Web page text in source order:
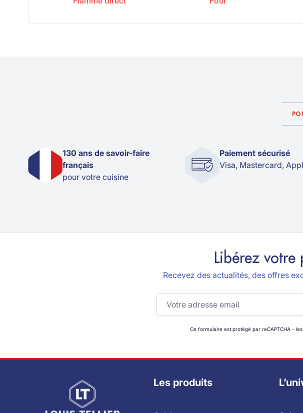
130 ans de savoir-faire
français
pour votre cuisine
Paiement sécurisé
Visa, Mastercard,
Libérez
Recevez des actualités, des offres
Adresse email
Ce formulaire est protégé par reCAPTCHA - les
Les produits